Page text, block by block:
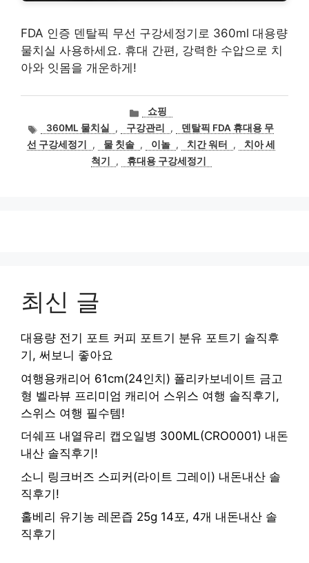
FDA 인증 덴탈픽 무선 구강세정기로 360ml 대용량
물치실 사용하세요. 휴대 간편, 강력한 수압으로 치
아와 잇몸을 개운하게!
카
테
고
리
쇼핑
태
그
360ML 물치실 , 구강관리 ,
덴탈픽 FDA 휴대용 무
선 구강세정기
, 물 칫솔 , 이놀 , 치간 워터 ,
치아 세
척기
, 휴대용 구강세정기
최신 글
대용량 전기 포트 커피 포트기 분유 포트기 솔직후
기, 써보니 좋아요
여행용캐리어 61cm(24인치) 폴리카보네이트 금고
형 벨라뷰 프리미엄 캐리어 스위스 여행 솔직후기,
스위스 여행 필수템!
더쉐프 내열유리 캡오일병 300ML(CRO0001) 내돈
내산 솔직후기!
소니 링크버즈 스피커(라이트 그레이) 내돈내산 솔
직후기!
홀베리 유기농 레몬즙 25g 14포, 4개 내돈내산 솔
직후기